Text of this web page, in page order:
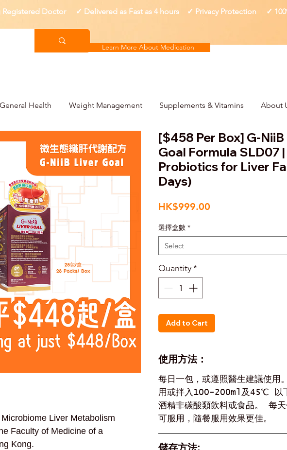
Registered Doctor ✓ Delivered as Fast as 4 hours ✓ Privacy Protection ✓
Learn More About Medication
General Health Weight Management Supplements & Vitamins About
Liver Metabolism
Faculty of Medicine of a
Kong.
[$458 Per Box] G-
Goal Formula SLD07 |
Probiotics for Liver
Days)
HK$999.00
選擇盒數 *
Select
Quantity*
Add to Cart
使用方法：
每日一包，或遵照醫生建議使用
用或拌入100-200ml及45℃ 以
酒精非碳酸類飲料或食品。 每
可服用，隨餐服用效果更佳。
儲存方法: